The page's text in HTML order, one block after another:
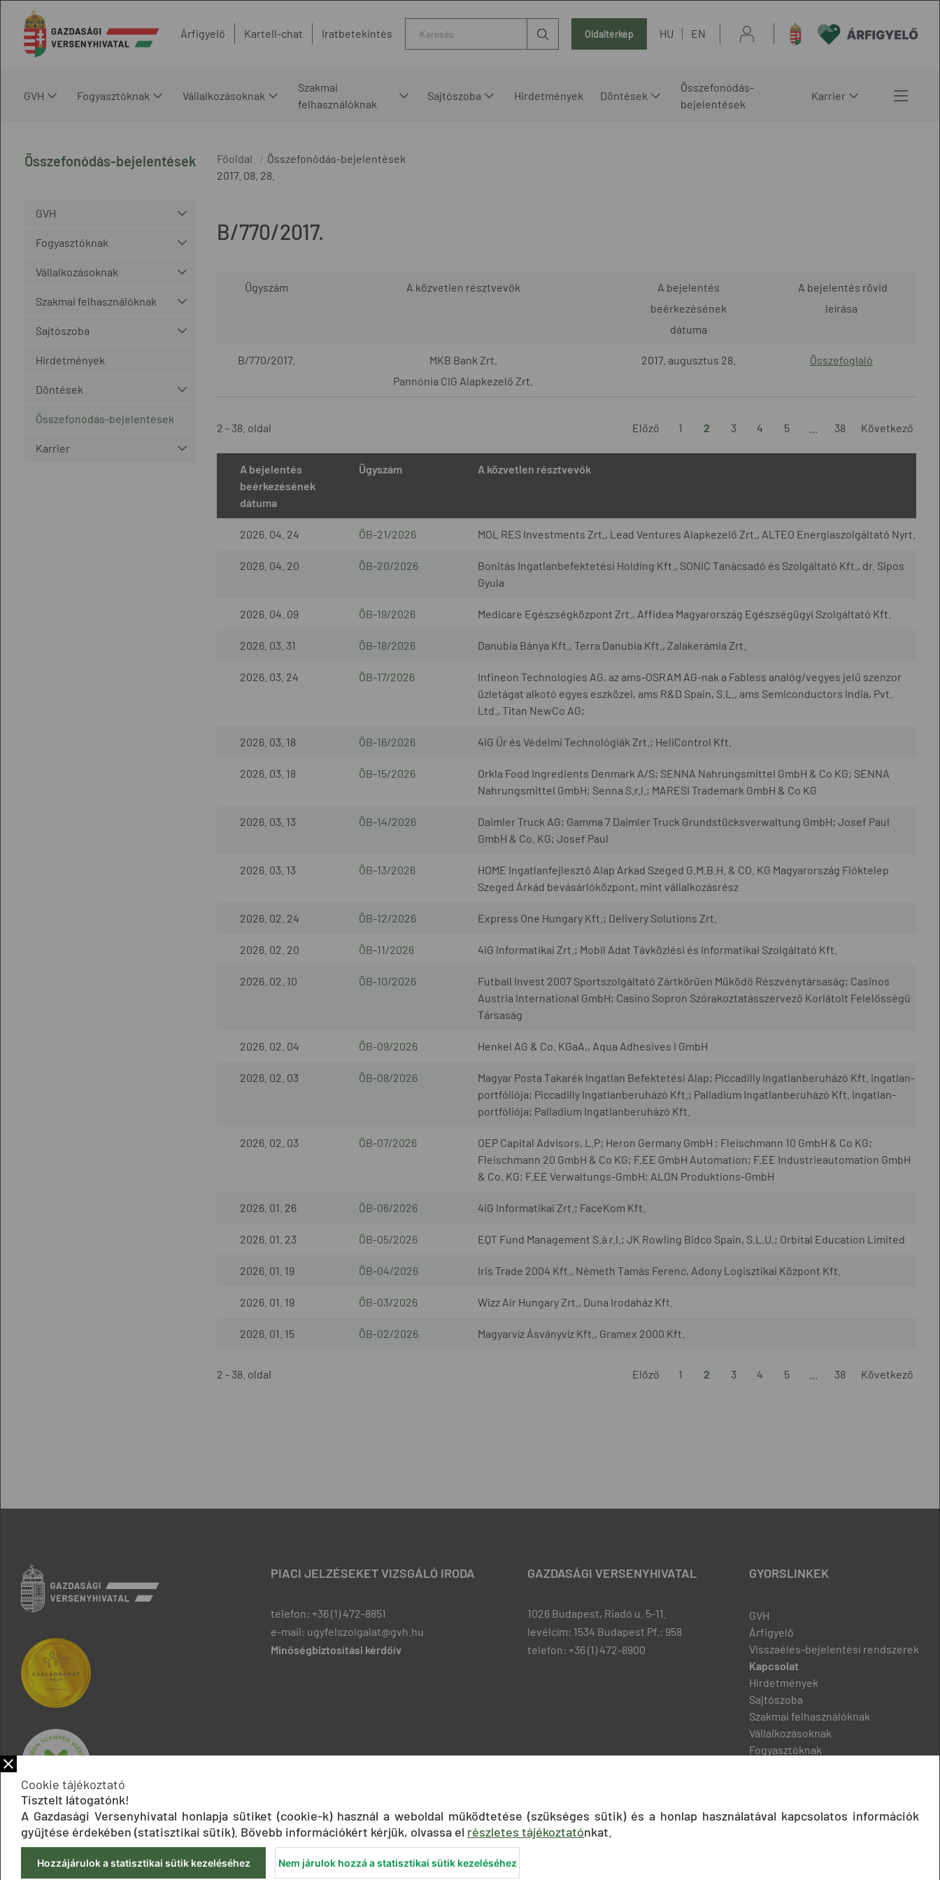
Árfigyelő Kartell-chat Iratbetekintés Oldaltérkép HU EN
GVH Fogyasztóknak Vállalkozásoknak
Szakmai
felhasználóknak
Sajtószoba Hirdetmények Döntések
Összefonódás-
bejelentések
Karrier
Összefonódás-bejelentések
GVH
Fogyasztóknak
Vállalkozásoknak
Szakmai felhasználóknak
Sajtószoba
Hirdetmények
Döntések
Összefonódás-bejelentések
Karrier
Főoldal
Összefonódás-bejelentések
2017. 08. 28.
B/770/2017.
Ügyszám A közvetlen résztvevők
A bejelentés
beérkezésének
dátuma
A bejelentés rövid
leírása
B/770/2017.
MKB Bank Zrt.
Pannónia CIG Alapkezelő Zrt.
2017. augusztus 28. Összefoglaló
2 - 38. oldal Előző 1 2 3 4 5 38 Következő
A bejelentés
beérkezésének
dátuma
Ügyszám A közvetlen résztvevők
2026. 04. 24 ÖB-21/2026 MOL RES Investments Zrt., Lead Ventures Alapkezelő Zrt., ALTEO Energiaszolgáltató Nyrt.
2026. 04. 20 ÖB-20/2026
Bonitás Ingatlanbefektetési Holding Kft., SONIC Tanácsadó és Szolgáltató Kft., dr. Sipos
Gyula
2026. 04. 09 ÖB-19/2026 Medicare Egészségközpont Zrt., Affidea Magyarország Egészségügyi Szolgáltató Kft.
2026. 03. 31 ÖB-18/2026 Danubia Bánya Kft., Terra Danubia Kft., Zalakerámia Zrt.
2026. 03. 24 ÖB-17/2026
Infineon Technologies AG, az ams-OSRAM AG-nak a Fabless analóg/vegyes jelű szenzor
üzletágat alkotó egyes eszközei, ams R&D Spain, S.L., ams Semiconductors India, Pvt.
Ltd., Titan NewCo AG;
2026. 03. 18 ÖB-16/2026 4iG Űr és Védelmi Technológiák Zrt.; HeliControl Kft.
2026. 03. 18 ÖB-15/2026
Orkla Food Ingredients Denmark A/S; SENNA Nahrungsmittel GmbH & Co KG; SENNA
Nahrungsmittel GmbH; Senna S.r.l.; MARESI Trademark GmbH & Co KG
2026. 03. 13 ÖB-14/2026
Daimler Truck AG; Gamma 7 Daimler Truck Grundstücksverwaltung GmbH; Josef Paul
GmbH & Co. KG; Josef Paul
2026. 03. 13 ÖB-13/2026
HOME Ingatlanfejlesztő Alap Arkad Szeged G.M.B.H. & CO. KG Magyarország Fióktelep
Szeged Árkád bevásárlóközpont, mint vállalkozásrész
2026. 02. 24 ÖB-12/2026 Express One Hungary Kft.; Delivery Solutions Zrt.
2026. 02. 20 ÖB-11/2026 4iG Informatikai Zrt.; Mobil Adat Távközlési és Informatikai Szolgáltató Kft.
2026. 02. 10 ÖB-10/2026
Futball Invest 2007 Sportszolgáltató Zártkörűen Működő Részvénytársaság; Casinos
Austria International GmbH; Casino Sopron Szórakoztatásszervező Korlátolt Felelősségű
Társaság
2026. 02. 04 ÖB-09/2026 Henkel AG & Co. KGaA,, Aqua Adhesives I GmbH
2026. 02. 03 ÖB-08/2026
Magyar Posta Takarék Ingatlan Befektetési Alap; Piccadilly Ingatlanberuházó Kft. ingatlan-
portfóliója; Piccadilly Ingatlanberuházó Kft.; Palladium Ingatlanberuházó Kft. ingatlan-
portfóliója; Palladium Ingatlanberuházó Kft.
2026. 02. 03 ÖB-07/2026
OEP Capital Advisors, L.P; Heron Germany GmbH ; Fleischmann 10 GmbH & Co KG;
Fleischmann 20 GmbH & Co KG; F.EE GmbH Automation; F.EE Industrieautomation GmbH
& Co. KG; F.EE Verwaltungs-GmbH; ALON Produktions-GmbH
2026. 01. 26 ÖB-06/2026 4iG Informatikai Zrt.; FaceKom Kft.
2026. 01. 23 ÖB-05/2026 EQT Fund Management S.à r.l.; JK Rowling Bidco Spain, S.L.U.; Orbital Education Limited
2026. 01. 19 ÖB-04/2026 Iris Trade 2004 Kft., Németh Tamás Ferenc, Adony Logisztikai Központ Kft.
2026. 01. 19 ÖB-03/2026 Wizz Air Hungary Zrt., Duna Irodaház Kft.
2026. 01. 15 ÖB-02/2026 Magyarvíz Ásványvíz Kft., Gramex 2000 Kft.
2 - 38. oldal Előző 1 2 3 4 5 38 Következő
PIACI JELZÉSEKET VIZSGÁLÓ IRODA
telefon: +36 (1) 472-8851
e-mail: ugyfelszolgalat@gvh.hu
Minőségbiztosítási kérdőív
GAZDASÁGI VERSENYHIVATAL
1026 Budapest, Riadó u. 5-11.
levélcím: 1534 Budapest Pf.: 958
telefon: +36 (1) 472-8900
GYORSLINKEK
GVH
Árfigyelő
Visszaélés-bejelentési rendszerek
Kapcsolat
Hirdetmények
Sajtószoba
Szakmai felhasználóknak
Vállalkozásoknak
Fogyasztóknak
Cookie tájékoztató
Tisztelt látogatónk!
A Gazdasági Versenyhivatal honlapja sütiket (cookie-k) használ a weboldal működtetése (szükséges sütik) és a honlap használatával kapcsolatos információk
gyűjtése érdekében (statisztikai sütik). Bővebb információkért kérjük, olvassa el részletes tájékoztatónkat.
Hozzájárulok a statisztikai sütik kezeléséhez Nem járulok hozzá a statisztikai sütik kezeléséhez